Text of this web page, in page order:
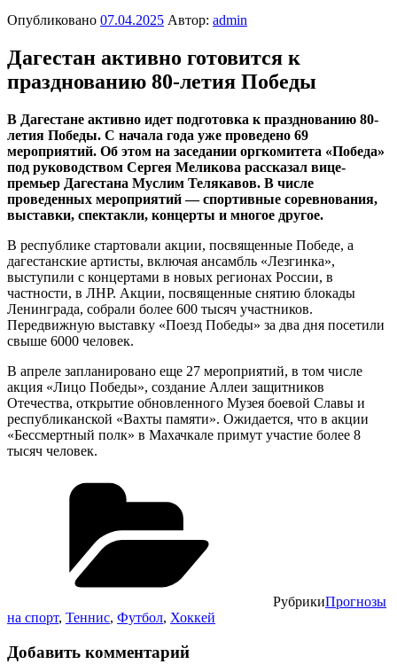
Опубликовано 07.04.2025 Автор: admin
Дагестан активно готовится к
празднованию 80-летия Победы
В Дагестане активно идет подготовка к празднованию 80-
летия Победы. С начала года уже проведено 69
мероприятий. Об этом на заседании оргкомитета «Победа»
под руководством Сергея Меликова рассказал вице-
премьер Дагестана Муслим Телякавов. В числе
проведенных мероприятий — спортивные соревнования,
выставки, спектакли, концерты и многое другое.
В республике стартовали акции, посвященные Победе, а
дагестанские артисты, включая ансамбль «Лезгинка»,
выступили с концертами в новых регионах России, в
частности, в ЛНР. Акции, посвященные снятию блокады
Ленинграда, собрали более 600 тысяч участников.
Передвижную выставку «Поезд Победы» за два дня посетили
свыше 6000 человек.
В апреле запланировано еще 27 мероприятий, в том числе
акция «Лицо Победы», создание Аллеи защитников
Отечества, открытие обновленного Музея боевой Славы и
республиканской «Вахты памяти». Ожидается, что в акции
«Бессмертный полк» в Махачкале примут участие более 8
тысяч человек.
РубрикиПрогнозы
на спорт, Теннис, Футбол, Хоккей
Добавить комментарий